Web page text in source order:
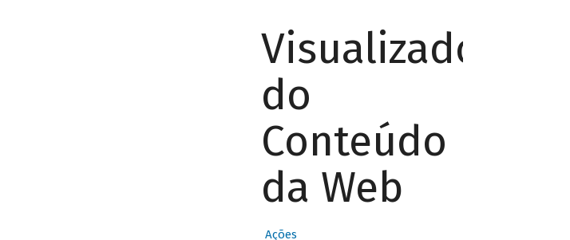
Visualizador
do
Conteúdo
da Web
Ações